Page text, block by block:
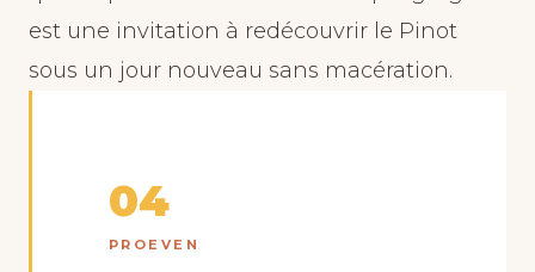
est une invitation à redécouvrir le Pinot
sous un jour nouveau sans macération.
04
PROEVEN